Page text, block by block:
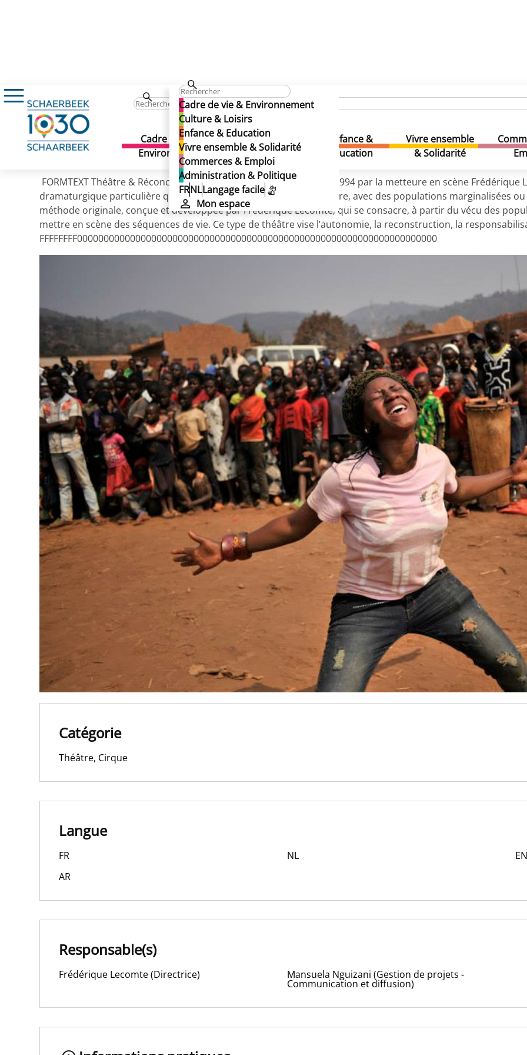
Cadre de vie & Environnement
Culture & Loisirs
Enfance & Education
Vivre ensemble & Solidarité
Commerces & Emploi
Administration & Politique
FRNLLangage facile
Mon espace
Cadre de vie &
Environnement
Culture & Loisirs
Enfance &
Education
Vivre ensemble
& Solidarité
Théâtre & Réconciliation asbl
Théâtre & Réconciliation asbl
Théâtre & Réconciliation asbl
Publié le 29/11/2024
FORMTEXT Théâtre & Réconciliation est une asbl belge, fondée en 1994 par la metteure en scène
dramaturgique particulière qui vise à travailler, par le biais du théâtre, avec des populations marginalisées
méthode originale, conçue et développée par Frédérique Lecomte, qui se consacre, à partir du vécu des
mettre en scène des séquences de vie. Ce type de théâtre vise l’autonomie, la reconstruction, la
FFFFFFFF00000000000000000000000000000000000000000000000000000000000000000000
Catégorie
Théâtre, Cirque
Langue
FR NL
EN
AR
Responsable(s)
Frédérique Lecomte (Directrice) Mansuela Nguizani (Gestion de projets -
Communication et diffusion)